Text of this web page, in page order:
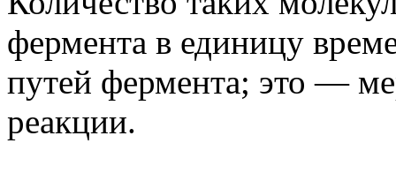
фермента в единицу
путей фермента; это —
реакции.